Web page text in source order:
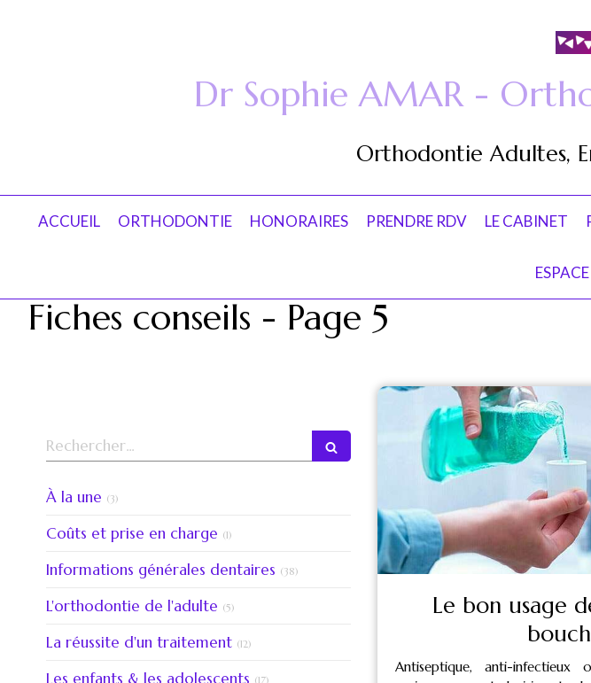
Dr Sophie AMAR -
Orthodontie Adultes,
ACCUEIL ORTHODONTIE HONORAIRES PRENDRE RDV LE CABINET
Fiches conseils - Page 5
Le bon usage
Antiseptique, anti-infectieux
Rechercher
À la une (3)
Coûts et prise en charge (1)
Informations générales dentaires (38)
L'orthodontie de l'adulte (5)
La réussite d'un traitement (12)
Les enfants & les adolescents (17)